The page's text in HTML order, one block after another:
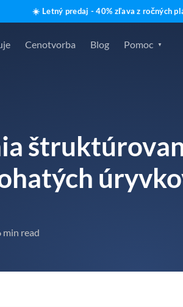
☀️ Letný predaj - 40% zľava z ročných
Cenotvorba Blog Pomoc
min read